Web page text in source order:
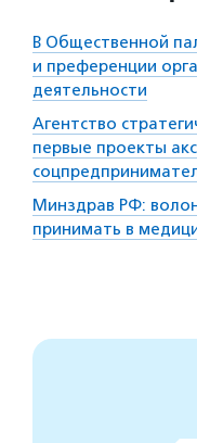
В Общественной
и преференции
деятельности
Агентство
первые проекты
Минздрав РФ:
принимать в